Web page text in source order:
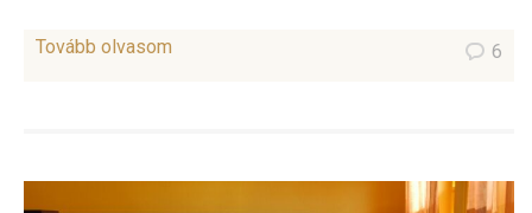
Tovább olvasom 6